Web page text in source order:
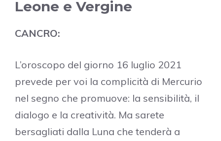
Leone e Vergine
CANCRO:
L’oroscopo del giorno 16 luglio 2021
prevede per voi la complicità di Mercurio
nel segno che promuove: la sensibilità, il
dialogo e la creatività. Ma sarete
bersagliati dalla Luna che tenderà a